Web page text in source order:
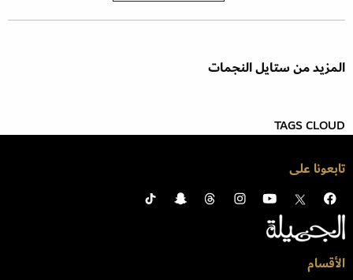
المزيد من ستايل النجمات
TAGS CLOUD
تابعونا على
الأقسام